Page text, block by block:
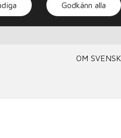
Godkänn alla
OM